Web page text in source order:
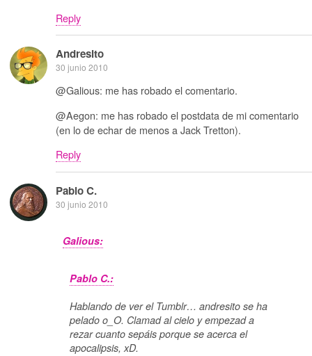
Reply
Andresito
30 junio 2010
@Galious: me has robado el comentario.
@Aegon: me has robado el postdata de mi comentario
(en lo de echar de menos a Jack Tretton).
Reply
Pablo C.
30 junio 2010
Galious:
Pablo C.:
Hablando de ver el Tumblr… andresito se ha
pelado o_O. Clamad al cielo y empezad a
rezar cuanto sepáis porque se acerca el
apocalipsis, xD.